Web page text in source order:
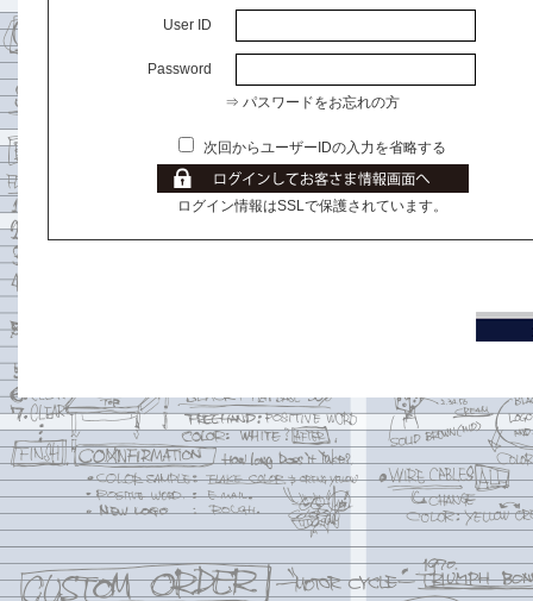
User ID
Password
⇒ パスワードをお忘れの方
次回からユーザーIDの入力を省略する
ログイン情報はSSLで保護されています。